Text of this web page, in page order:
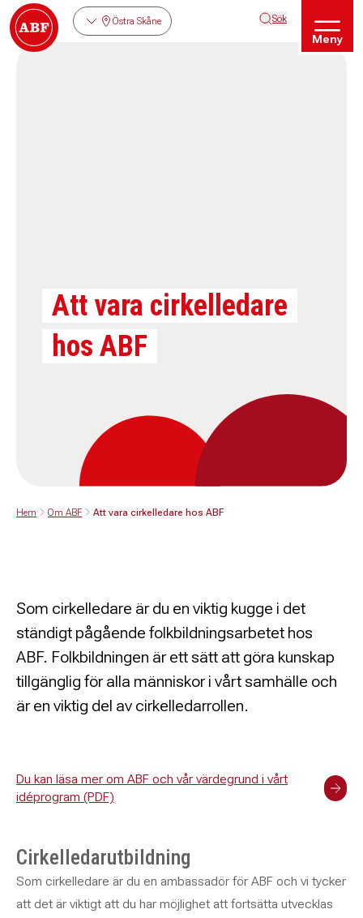
Östra Skåne Sök
Meny
Att vara cirkelledare
hos ABF
Hem Om ABF Att vara cirkelledare hos ABF
Som cirkelledare är du en viktig kugge i det
ständigt pågående folkbildningsarbetet hos
ABF. Folkbildningen är ett sätt att göra kunskap
tillgänglig för alla människor i vårt samhälle och
är en viktig del av cirkelledarrollen.
Du kan läsa mer om ABF och vår värdegrund i vårt
idéprogram (PDF)
Cirkelledarutbildning
Som cirkelledare är du en ambassadör för ABF och vi tycker
att det är viktigt att du har möjlighet att fortsätta utvecklas